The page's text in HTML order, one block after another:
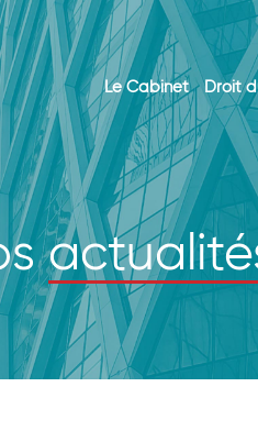
Le Cabinet Droit